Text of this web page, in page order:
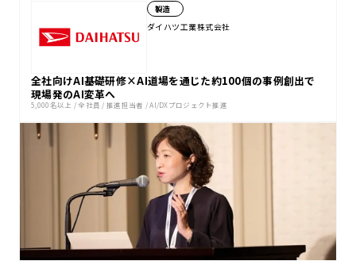
製造
ダイハツ工業株式会社
全社向けAI基礎研修×AI道場を通じた約100個の事例創出で
現場発のAI変革へ
5,000名以上 /全社員 /推進担当者 /AI/DXプロジェクト推進